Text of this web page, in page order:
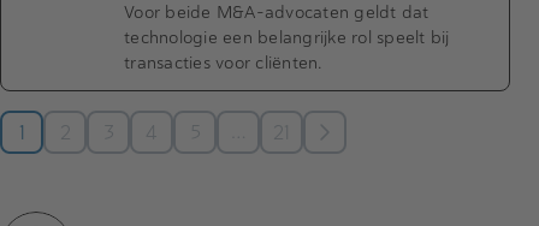
Voor beide M&A-advocaten geldt dat
technologie een belangrijke rol speelt bij
transacties voor cliënten.
1 2 3 4 5 21